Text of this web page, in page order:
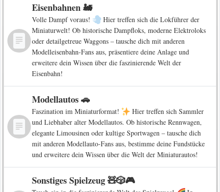
Eisenbahnen 🚂
Volle Dampf voraus!
Hier treffen sich die Lokführer der
Miniaturwelt! Ob historische Dampfloks, moderne Elektroloks
oder detailgetreue Waggons – tausche dich mit anderen
Modelleisenbahn-Fans aus, präsentiere deine Anlage und
erweitere dein Wissen über die faszinierende Welt der
Eisenbahn!
Modellautos 🚗
Faszination im Miniaturformat!
Hier treffen sich Sammler
und Liebhaber alter Modellautos. Ob historische Rennwagen,
elegante Limousinen oder kultige Sportwagen – tausche dich
mit anderen Modellauto-Fans aus, bestimme deine Fundstücke
und erweitere dein Wissen über die Welt der Miniaturautos!
Sonstiges Spielzeug 🧸🎲🎮